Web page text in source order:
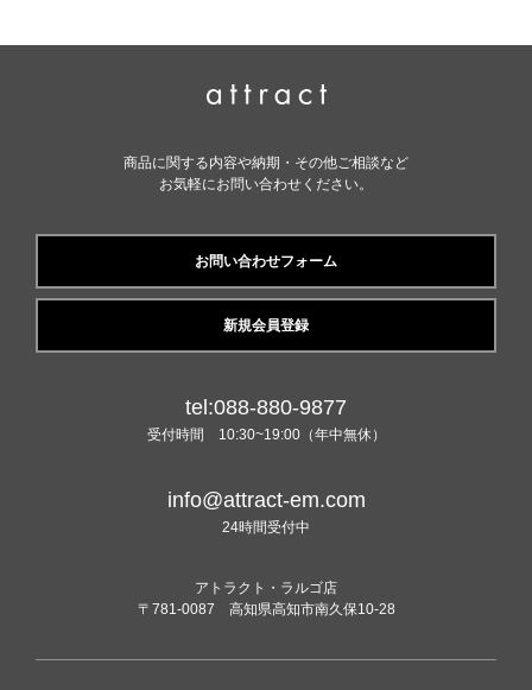
商品に関する内容や納期・その他ご相談など
お気軽にお問い合わせください。
お問い合わせフォーム
新規会員登録
tel:088-880-9877
受付時間 10:30~19:00（年中無休）
info@attract-em.com
24時間受付中
アトラクト・ラルゴ店
〒781-0087 高知県高知市南久保10-28